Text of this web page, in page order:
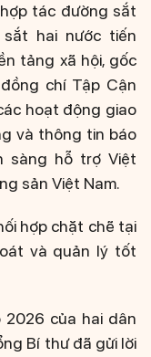
tác đường sắt
hai nước tiến
tảng xã hội, gốc
chí Tập Cận
hoạt động giao
và thông tin báo
sàng hỗ trợ Việt
sản Việt Nam.
hợp chặt chẽ tại
và quản lý tốt
2026 của hai dân
Bí thư đã gửi lời